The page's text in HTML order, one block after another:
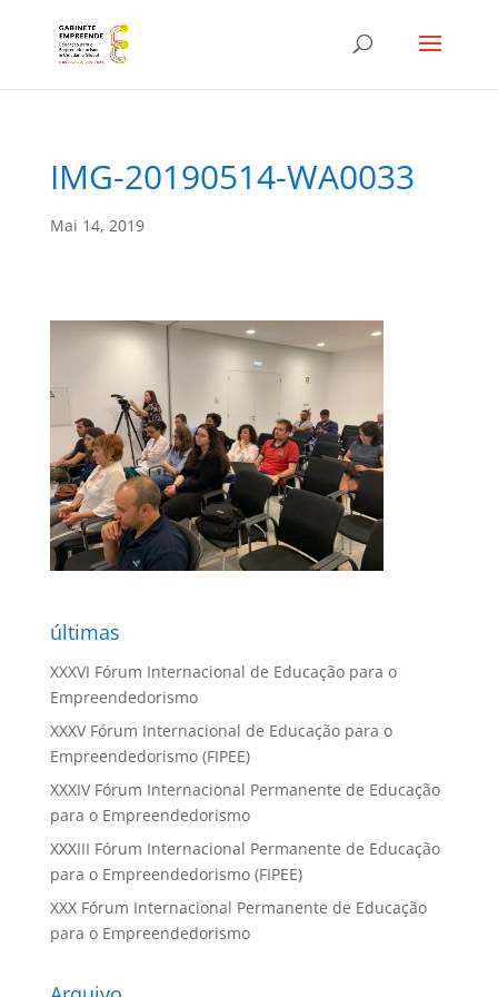
IMG-20190514-WA0033
Mai 14, 2019
últimas
XXXVI Fórum Internacional de Educação para o
Empreendedorismo
XXXV Fórum Internacional de Educação para o
Empreendedorismo (FIPEE)
XXXIV Fórum Internacional Permanente de Educação
para o Empreendedorismo
XXXIII Fórum Internacional Permanente de Educação
para o Empreendedorismo (FIPEE)
XXX Fórum Internacional Permanente de Educação
para o Empreendedorismo